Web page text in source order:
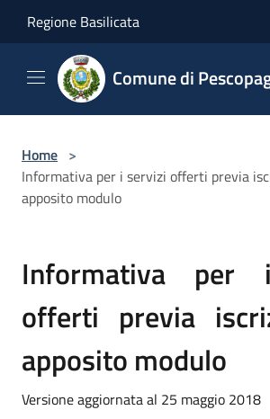
Regione Basilicata
Comune di
Home >
Informativa per i servizi offerti previa
apposito modulo
Informativa per
offerti previa
apposito modulo
Versione aggiornata al 25 maggio 2018